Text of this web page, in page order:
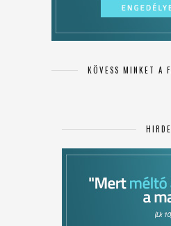
KÖVESS MINKET A